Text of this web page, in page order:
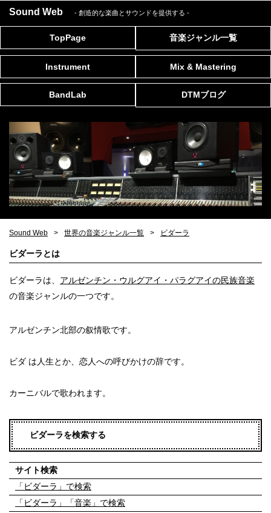
Sound Web - 創造的な楽曲とサウンドを提供する -
TopPage 音楽ジャンル一覧
Instrument Mix & Mastering
BandLab DTMブログ
Sound Web 世界の音楽ジャンル一覧 ビダーラ
ビダーラとは
ビダーラは、 アルゼンチン・ウルグアイ・パラグアイの民族音楽
の音楽ジャンルの一つです。
アルゼンチン北部の叙情歌です。
ビダ は人生とか、恋人への呼びかけの辞です。
カーニバルで歌われます。
ビダーラを検索する
サイト検索
「ビダーラ」で検索
「ビダーラ」「音楽」で検索